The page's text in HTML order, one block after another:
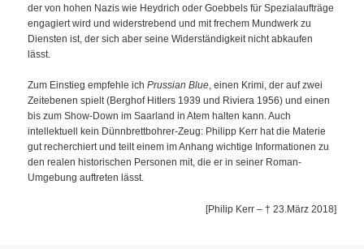
der von hohen Nazis wie Heydrich oder Goebbels für Spezialaufträge
engagiert wird und widerstrebend und mit frechem Mundwerk zu
Diensten ist, der sich aber seine Widerständigkeit nicht abkaufen
lässt.
Zum Einstieg empfehle ichPrussian Blue, einen Krimi, der auf zwei
Zeitebenen spielt (Berghof Hitlers 1939 und Riviera 1956) und einen
bis zum Show-Down im Saarland in Atem halten kann. Auch
intellektuell kein Dünnbrettbohrer-Zeug: Philipp Kerr hat die Materie
gut recherchiert und teilt einem im Anhang wichtige Informationen zu
den realen historischen Personen mit, die er in seiner Roman-
Umgebung auftreten lässt.
[Philip Kerr – † 23.März 2018]